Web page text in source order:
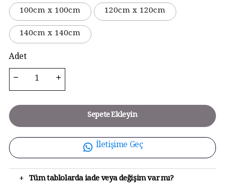
100cm x 100cm
120cm x 120cm
140cm x 140cm
Adet
Sepete Ekleyin
İletişime Geç
+ Tüm tablolarda iade veya değişim var mı?